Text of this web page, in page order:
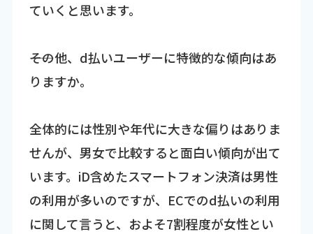
ていくと思います。
――その他、d払いユーザーに特徴的な傾向はあ
りますか。
全体的には性別や年代に大きな偏りはありま
せんが、男女で比較すると面白い傾向が出て
います。iD含めたスマートフォン決済は男性
の利用が多いのですが、ECでのd払いの利用
に関して言うと、およそ7割程度が女性とい